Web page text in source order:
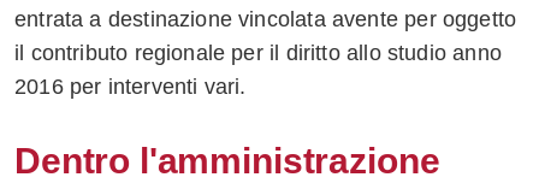
Facebook
su
Whatsapp
entrata a destinazione vincolata avente per oggetto
il contributo regionale per il diritto allo studio anno
2016 per interventi vari.
Dentro l'amministrazione